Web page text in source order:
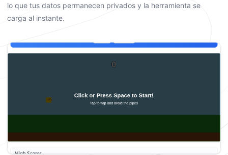
lo que tus datos permanecen privados y la herramienta se
carga al instante.